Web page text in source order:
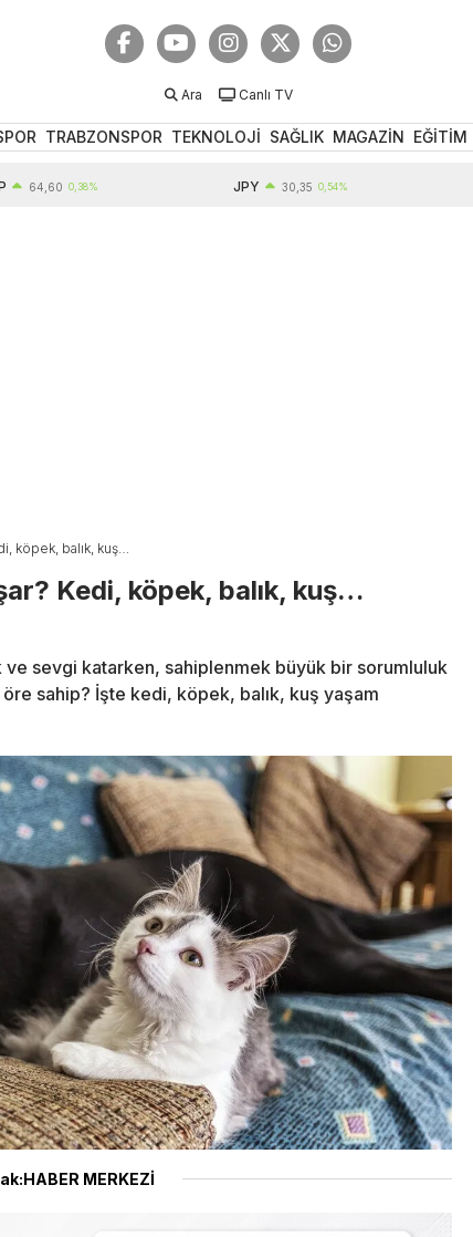
Ara Canlı TV
TRABZONSPOR TEKNOLOJİ SAĞLIK MAGAZİN EĞİTİM
0,38% 30,35 0,54%
köpek, balık, kuş…
Kedi, köpek, balık, kuş…
ve sevgi katarken, sahiplenmek büyük bir sorumluluk
sahip? İşte kedi, köpek, balık, kuş yaşam
MERKEZİ